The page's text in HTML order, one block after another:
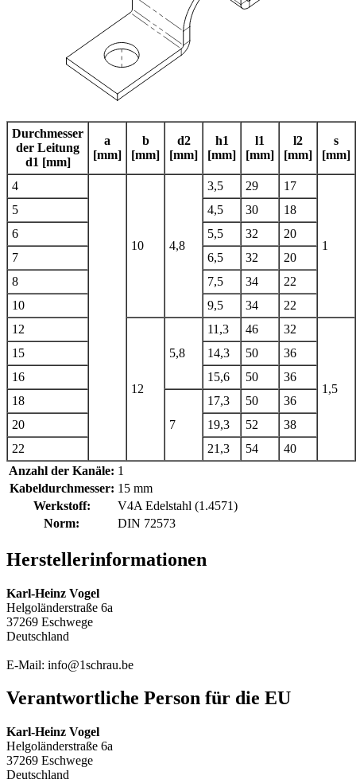
Durchmesser
der Leitung
d1 [mm]
a
[mm]
b
[mm]
d2
[mm]
h1
[mm]
l1
[mm]
l2
[mm]
s
[mm]
4
10 4,8
3,5 29 17
1
5 4,5 30
18
6
5,5 32
20
7
6,5 32
20
8
7,5 34
22
10
9,5 34
22
12
12
5,8
11,3 46 32
1,5
15 14,3 50
36
16
15,6 50
36
18
7
17,3 50
36
20
19,3 52
38
22
21,3 54
40
Anzahl der Kanäle: 1
Kabeldurchmesser: 15 mm
Werkstoff:
V4A Edelstahl (1.4571)
Norm:
DIN 72573
Herstellerinformationen
Karl-Heinz Vogel
Helgoländerstraße 6a
37269 Eschwege
Deutschland
E-Mail: info@1schrau.be
Verantwortliche Person für die EU
Karl-Heinz Vogel
Helgoländerstraße 6a
37269 Eschwege
Deutschland